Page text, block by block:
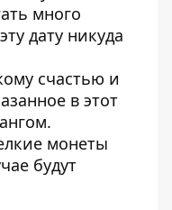
много
дату никуда
счастью и
в этот
монеты
будут